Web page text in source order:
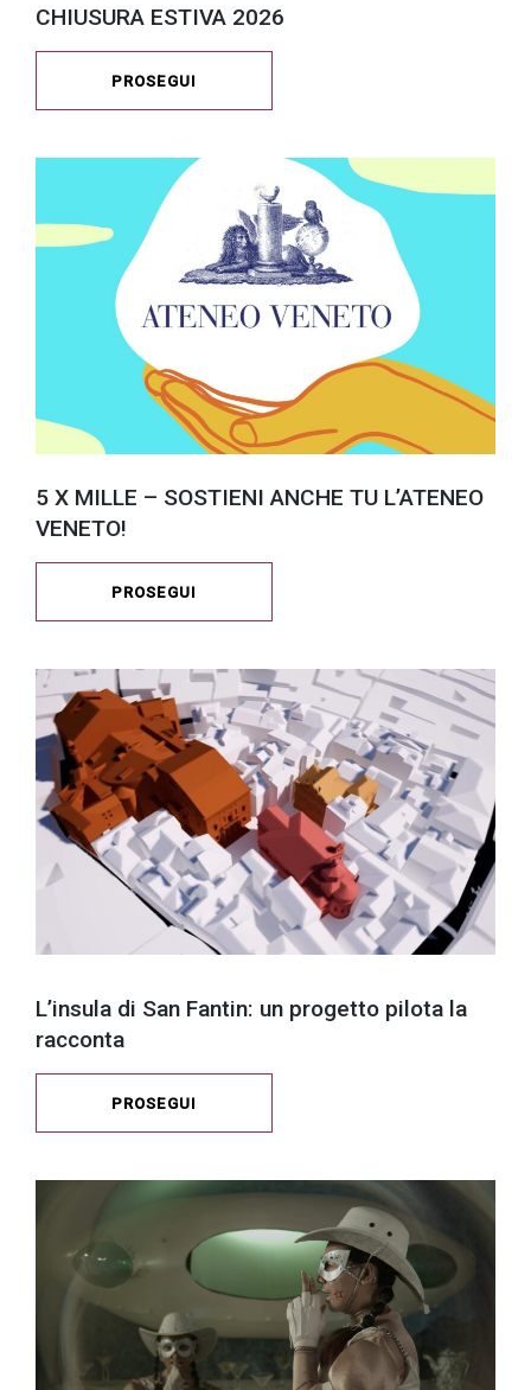
CHIUSURA ESTIVA 2026
PROSEGUI
5 X MILLE – SOSTIENI ANCHE TU L’ATENEO
VENETO!
PROSEGUI
L’insula di San Fantin: un progetto pilota la
racconta
PROSEGUI